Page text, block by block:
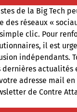
de la Big Tech
des réseaux «
clic. Pour
il est
indépendants.
dernières actualités
adresse mail en
de Contre